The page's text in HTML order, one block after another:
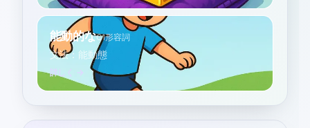
能動的なC1形容詞
文法：能動態
詳しく →